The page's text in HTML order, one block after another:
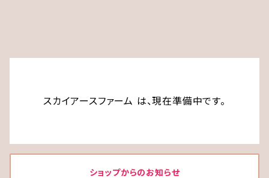
スカイアースファーム は、現在準備中です。
ショップからのお知らせ